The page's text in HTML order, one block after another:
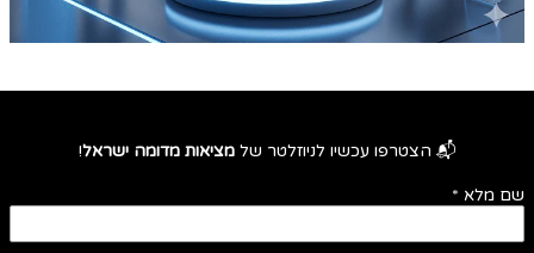
📬 הצטרפו עכשיו לניוזלטר של מציאות מדומה ישראל!
שם מלא *